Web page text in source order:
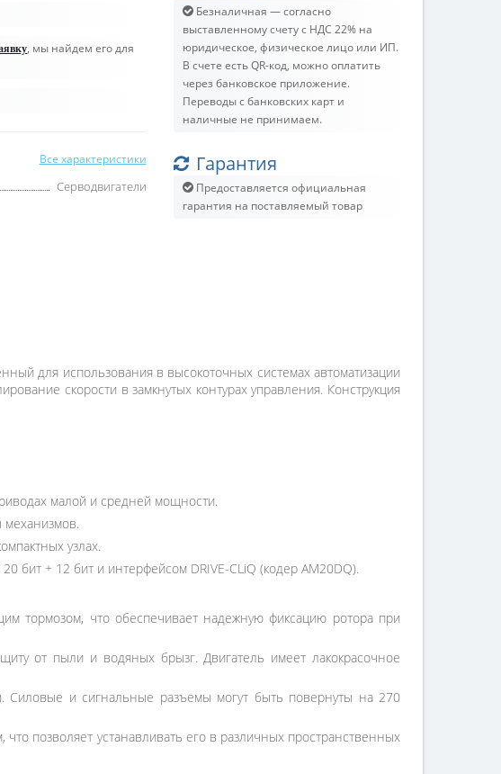
, мы найдем его для
Все характеристики
Серводвигатели
Безналичная — согласно
выставленному счету c НДС 22% на
юридическое, физическое лицо или ИП.
В счете есть QR-код, можно оплатить
через банковское приложение.
Переводы с банковских карт и
наличные не принимаем.
Гарантия
Предоставляется официальная
гарантия на поставляемый товар
для использования в высокоточных системах автоматизации
скорости в замкнутых контурах управления. Конструкция
малой и средней мощности.
механизмов.
узлах.
бит + 12 бит и интерфейсом DRIVE-CLiQ (кодер AM20DQ).
тормозом, что обеспечивает надежную фиксацию ротора при
от пыли и водяных брызг. Двигатель имеет лакокрасочное
Силовые и сигнальные разъемы могут быть повернуты на 270
позволяет устанавливать его в различных пространственных